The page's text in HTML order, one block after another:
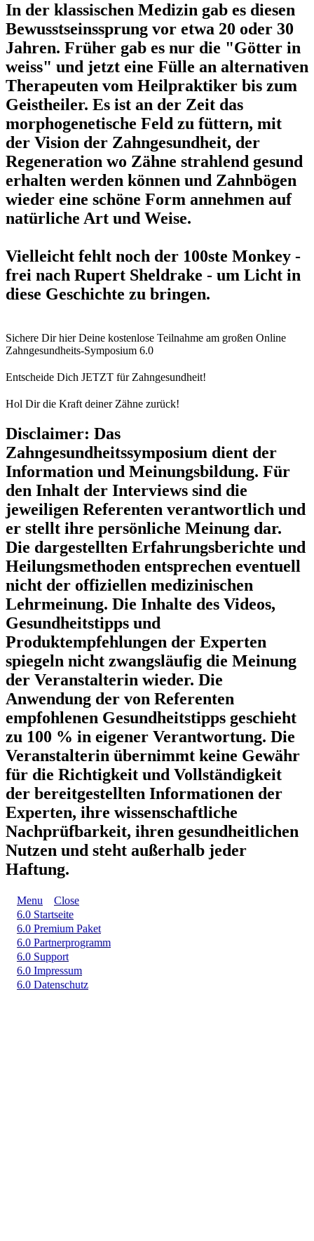
In der klassischen Medizin gab es diesen
Bewusstseinssprung vor etwa 20 oder 30
Jahren. Früher gab es nur die "Götter in
weiss" und jetzt eine Fülle an alternativen
Therapeuten vom Heilpraktiker bis zum
Geistheiler. Es ist an der Zeit das
morphogenetische Feld zu füttern, mit
der Vision der Zahngesundheit, der
Regeneration wo Zähne strahlend gesund
erhalten werden können und Zahnbögen
wieder eine schöne Form annehmen auf
natürliche Art und Weise.
Vielleicht fehlt noch der 100ste Monkey -
frei nach Rupert Sheldrake - um Licht in
diese Geschichte zu bringen.
Sichere Dir hier Deine kostenlose Teilnahme am großen Online
Zahngesundheits-Symposium 6.0
Entscheide Dich JETZT für Zahngesundheit!
Hol Dir die Kraft deiner Zähne zurück!
Disclaimer: Das
Zahngesundheitssymposium dient der
Information und Meinungsbildung. Für
den Inhalt der Interviews sind die
jeweiligen Referenten verantwortlich und
er stellt ihre persönliche Meinung dar.
Die dargestellten Erfahrungsberichte und
Heilungsmethoden entsprechen eventuell
nicht der offiziellen medizinischen
Lehrmeinung. Die Inhalte des Videos,
Gesundheitstipps und
Produktempfehlungen der Experten
spiegeln nicht zwangsläufig die Meinung
der Veranstalterin wieder. Die
Anwendung der von Referenten
empfohlenen Gesundheitstipps geschieht
zu 100 % in eigener Verantwortung. Die
Veranstalterin übernimmt keine Gewähr
für die Richtigkeit und Vollständigkeit
der bereitgestellten Informationen der
Experten, ihre wissenschaftliche
Nachprüfbarkeit, ihren gesundheitlichen
Nutzen und steht außerhalb jeder
Haftung.
Menu
Close
6.0 Startseite
6.0 Premium Paket
6.0 Partnerprogramm
6.0 Support
6.0 Impressum
6.0 Datenschutz